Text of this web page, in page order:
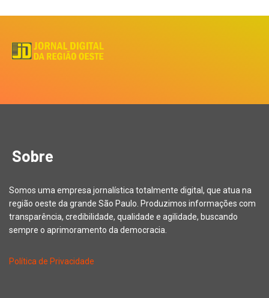
Sobre
Somos uma empresa jornalística totalmente digital, que atua na
região oeste da grande São Paulo. Produzimos informações com
transparência, credibilidade, qualidade e agilidade, buscando
sempre o aprimoramento da democracia.
Política de Privacidade